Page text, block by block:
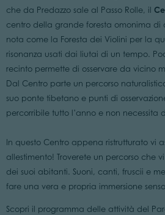
che da Predazzo sale al Passo Rolle, il
centro della grande foresta omonima di
nota come la Foresta dei Violini per la
risonanza usati dai liutai di un tempo.
recinto permette di osservare da vicino
Dal Centro parte un percorso
suo ponte tibetano e punti di
percorribile tutto l’anno e non necessita
In questo Centro appena ristrutturato vi
allestimento! Troverete un percorso che
dei suoi abitanti. Suoni, canti, fruscii e
fare una vera e propria immersione
Scopri il programma delle attività del